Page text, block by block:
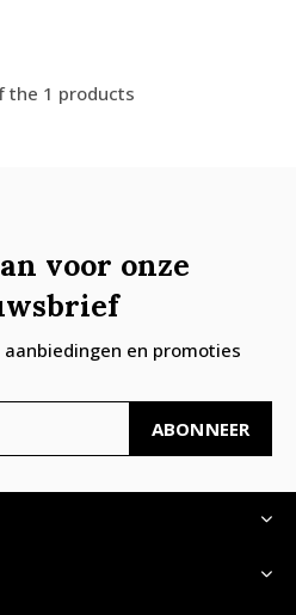
the 1 products
voor onze
en promoties
ABONNEER